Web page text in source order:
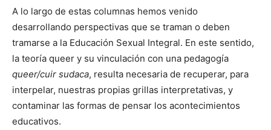
A lo largo de estas columnas hemos venido
desarrollando perspectivas que se traman o deben
tramarse a la Educación Sexual Integral. En este sentido,
la teoría queer y su vinculación con una pedagogía
queer/cuir sudaca, resulta necesaria de recuperar, para
interpelar, nuestras propias grillas interpretativas, y
contaminar las formas de pensar los acontecimientos
educativos.